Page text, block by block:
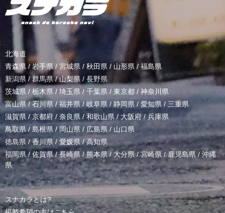
北海道
青森県 / 岩手県/ 宮城県 / 秋田県 / 山形県/ 福島県
新潟県 /群馬県/山梨県 / 長野県
茨城県 / 栃木県 / 埼玉県 / 千葉県 / 東京都 / 神奈川県
富山県 /石川県/福井県/岐阜県 / 静岡県 / 愛知県 / 三重県
滋賀県 / 京都府 / 奈良県 / 和歌山県/ 大阪府 /兵庫県
鳥取県/ 島根県 /岡山県/ 広島県 / 山口県
徳島県 /香川県 / 愛媛県/高知県
福岡県/佐賀県/長崎県 /熊本県/ 大分県/宮崎県 /鹿児島県 / 沖縄
県
スナカラとは?